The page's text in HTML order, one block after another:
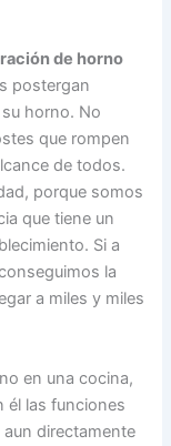
de horno
postergan
horno. No
que rompen
de todos.
porque somos
que tiene un
Si a
la
a miles y miles
en una cocina,
él las funciones
directamente